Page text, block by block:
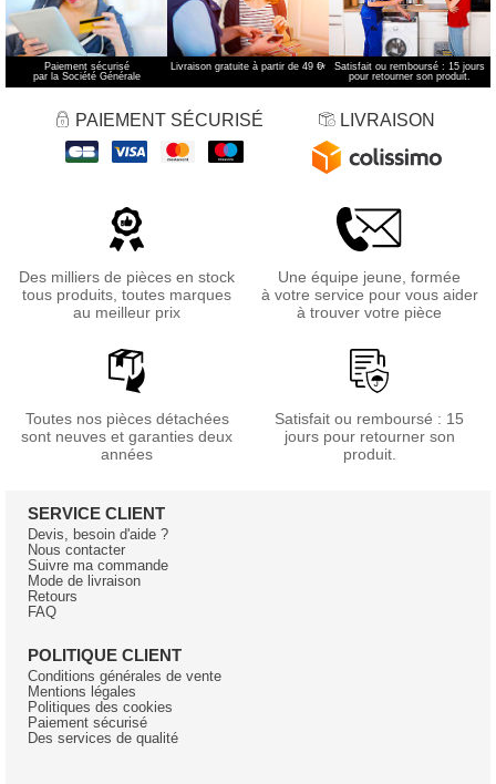
Paiement sécurisé
par la Société Générale
Livraison gratuite à partir de 49 €*
Satisfait ou remboursé : 15 jours
pour retourner son produit.
PAIEMENT SÉCURISÉ LIVRAISON
Des milliers de pièces en stock
tous produits, toutes marques
au meilleur prix
Une équipe jeune, formée
à votre service pour vous aider
à trouver votre pièce
Toutes nos pièces détachées
sont neuves et garanties deux
années
Satisfait ou remboursé : 15
jours pour retourner son
produit.
SERVICE CLIENT
Devis, besoin d'aide ?
Nous contacter
Suivre ma commande
Mode de livraison
Retours
FAQ
POLITIQUE CLIENT
Conditions générales de vente
Mentions légales
Politiques des cookies
Paiement sécurisé
Des services de qualité